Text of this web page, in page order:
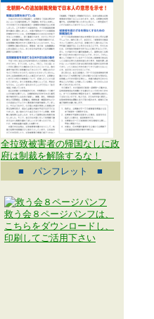
全拉致被害者の帰国なしに政
府は制裁を解除するな！
■ パンフレット ■
救う会８ページパンフは、
こちらをダウンロードし、
印刷してご活用下さい